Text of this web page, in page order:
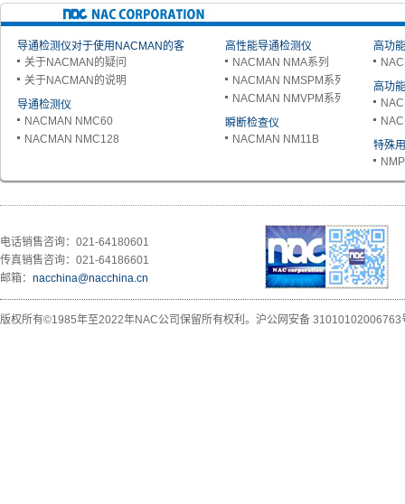
导通检测仪对于使用NACMAN的客
户关于NACMAN的疑问
关于NACMAN的说明
导通检测仪
NACMAN NMC60
NACMAN NMC128
高性能导通检测仪
NACMAN NMA系列
NACMAN NMSPM系列
NACMAN NMVPM系列
瞬断检查仪
NACMAN NM11B
高功
高功
特殊
电话销售咨询：021-64180601
传真销售咨询：021-64186601
邮箱： nacchina@nacchina.cn
版权所有©1985年至2022年NAC公司保留所有权利。 沪公网安备 31010102006763